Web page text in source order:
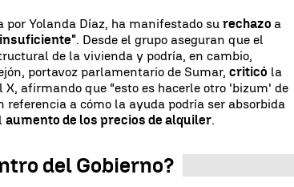
por Yolanda Díaz, ha manifestado surechazo a
insuficiente". Desde el grupo aseguran que el
de la vivienda y podría, en cambio,
portavoz parlamentario de Sumar,criticó la
X, afirmando que "esto es hacerle otro 'bizum' de
referencia a cómo la ayuda podría ser absorbida
aumento de los precios de alquiler.
del Gobierno?